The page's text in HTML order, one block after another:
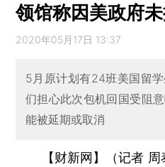
领馆称因美政府
2020年05月17日 13:37
5月原计划有24班美国留
们担心此次包机回国受阻
能被延期或取消
【财新网】（记者 周